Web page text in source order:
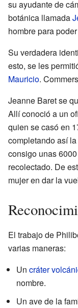
su ayudante de
botánica llamada
hombre para
Su verdadera
esto, se les
Mauricio.
Jeanne Baret se
Allí conoció a un
quien se casó en
completando así
consigo unas
recolectado. De
mujer en dar la
El trabajo de
varias maneras:
Un cráter
nombre.
Un ave de la